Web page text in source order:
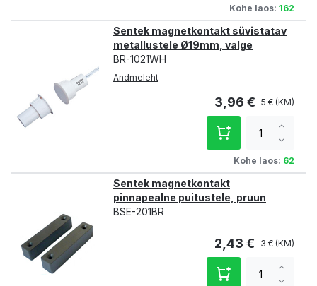
Kohe laos: 162
Sentek magnetkontakt süvistatav
metallustele Ø19mm, valge
BR-1021WH
Andmeleht
3,96 € 5 €
Kohe laos: 62
qty
Sentek magnetkontakt
pinnapealne puitustele, pruun
BSE-201BR
2,43 € 3 €
qty